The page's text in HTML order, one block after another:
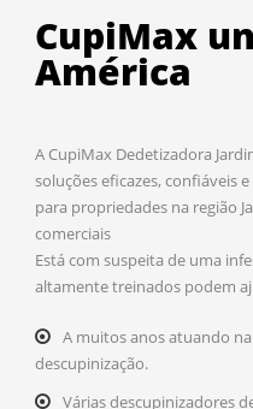
CupiMax
América
A CupiMax Dedetizadora
soluções eficazes, confiáveis
para propriedades na região
comerciais
Está com suspeita de uma
altamente treinados podem
A muitos anos atuando
descupinização.
Várias descupinizadores